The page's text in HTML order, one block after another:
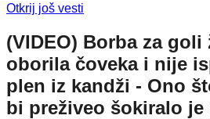
Otkrij još vesti
(VIDEO) Borba za
oborila čoveka i nije
plen iz kandži - Ono
bi preživeo šokiralo je